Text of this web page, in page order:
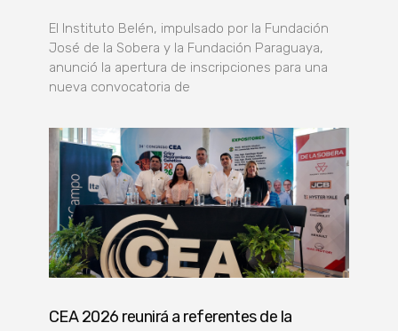
El Instituto Belén, impulsado por la Fundación
José de la Sobera y la Fundación Paraguaya,
anunció la apertura de inscripciones para una
nueva convocatoria de
CEA 2026 reunirá a referentes de la